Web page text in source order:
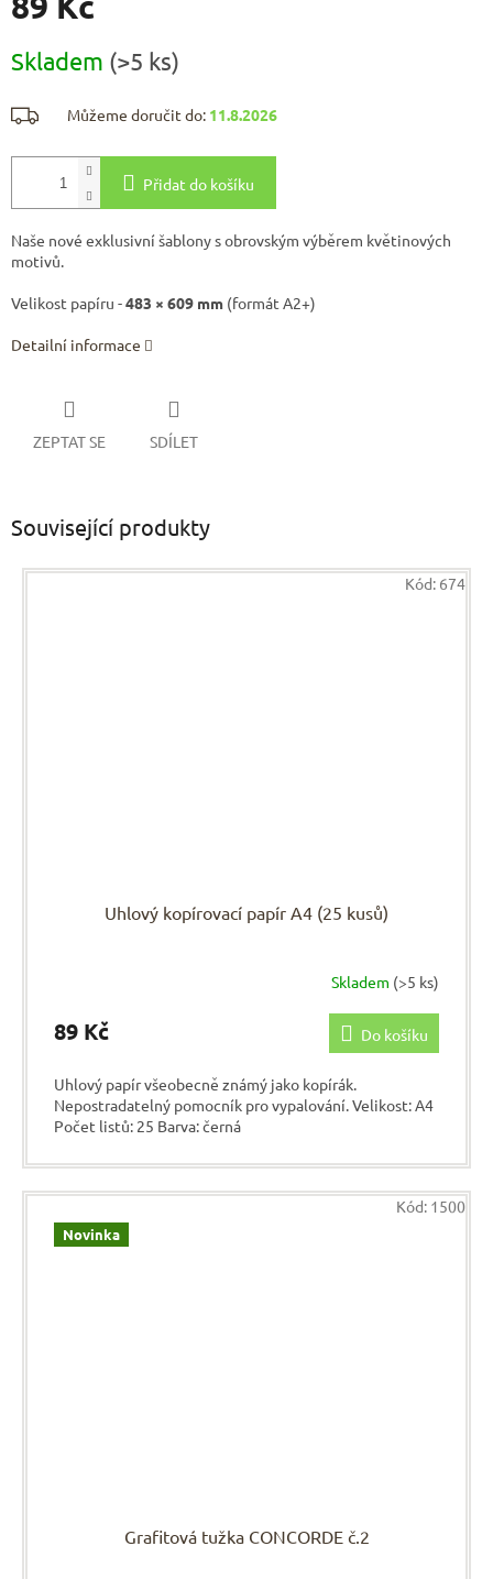
cena:
Skladem (>5 ks)
Můžeme doručit do: 11.8.2026
Přidat do košíku
Naše nové exklusivní šablony s obrovským výběrem květinových
motivů.
Velikost papíru -483 × 609 mm (formát A2+)
Detailní informace
ZEPTAT SE SDÍLET
Související produkty
Uhlový kopírovací papír A4 (25 kusů)
Skladem (>5 ks)
89 Kč Do košíku
Uhlový papír všeobecně známý jako kopírák.
Nepostradatelný pomocník pro vypalování. Velikost: A4
Počet listů: 25 Barva: černá
Kód: 674
Novinka
Grafitová tužka CONCORDE č.2
Kód: 1500